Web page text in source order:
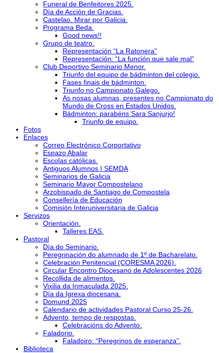
Funeral de Benfeitores 2025.
Día de Acción de Gracias.
Castelao. Mirar por Galicia.
Programa Beda.
Good news!!
Grupo de teatro.
Representación “La Ratonera”
Representación: “La función que sale mal”
Club Deportivo Seminario Menor.
Triunfo del equipo de bádminton del colegio.
Fases finais de bádminton.
Triunfo no Campionato Galego.
As nosas alumnas, presentes no Campionato do
Mundo de Cross en Estados Unidos.
Bádminton: parabéns Sara Sanjurjo!
Triunfo de equipo.
Fotos
Enlaces
Correo Electrónico Corportativo
Espazo Abalar
Escolas católicas.
Antiguos Alumnos | SEMDA
Seminarios de Galicia
Seminario Mayor Compostelano
Arzobispado de Santiago de Compostela
Consellería de Educación
Comisión Interuniversitaria de Galicia
Servizos
Orientación.
Talleres EAS.
Pastoral
Día do Seminario.
Peregrinación do alumnado de 1º de Bacharelato.
Celebración Penitencial (CORESMA 2026).
Circular Encontro Diocesano de Adolescentes 2026
Recollida de alimentos.
Vixilia da Inmaculada 2025.
Día da Igrexa diocesana.
Domund 2025
Calendario de actividades Pastoral Curso 25-26.
Advento, tempo de respostas.
Celebracións do Advento.
Faladorio.
Faladoiro: “Peregrinos de esperanza”.
Biblioteca